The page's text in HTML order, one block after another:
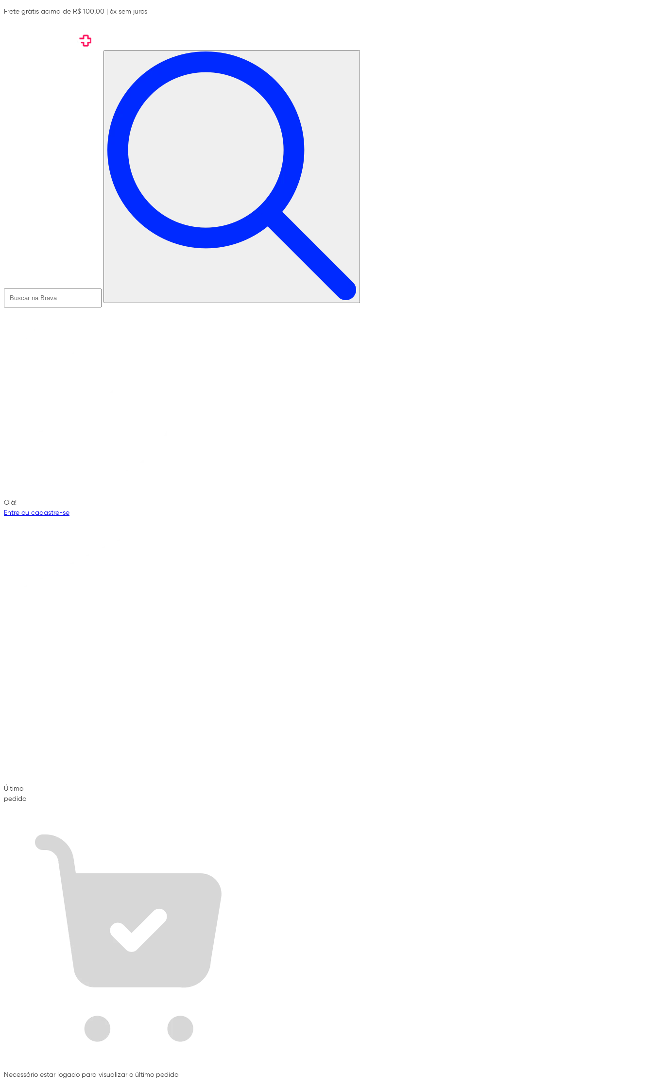
Frete grátis acima de R$ 100,00 | 6x sem juros
Olá!
Entre ou cadastre-se
Último
pedido
Necessário estar logado para visualizar o último pedido